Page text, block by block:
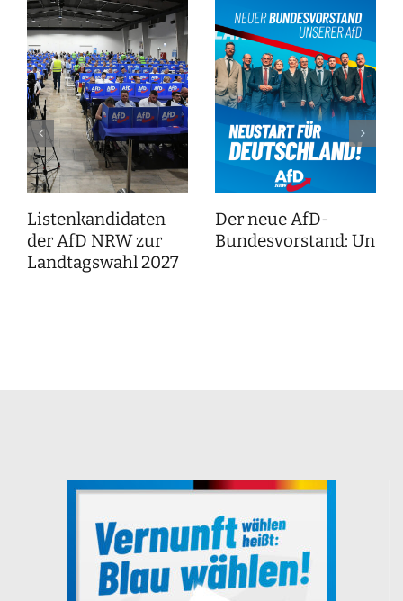
Listenkandidaten
der AfD NRW zur
Landtagswahl 2027
Der neue AfD-
Bundesvorstand: